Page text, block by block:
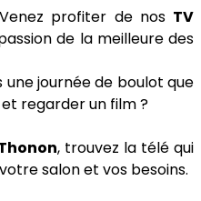
profiter de nos TV
de la meilleure des
journée de boulot que
regarder un film ?
, trouvez la télé qui
salon et vos besoins.